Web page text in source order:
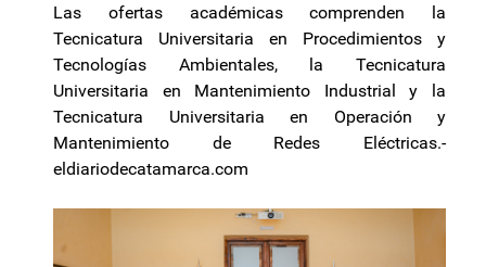
Las ofertas académicas comprenden la
Tecnicatura Universitaria en Procedimientos y
Tecnologías Ambientales, la Tecnicatura
Universitaria en Mantenimiento Industrial y la
Tecnicatura Universitaria en Operación y
Mantenimiento de Redes Eléctricas.-
eldiariodecatamarca.com